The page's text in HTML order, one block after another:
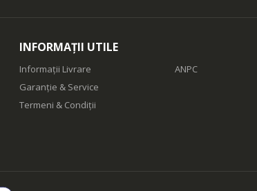
INFORMAȚII UTILE
Informații Livrare
Garanție & Service
Termeni & Condiții
ANPC